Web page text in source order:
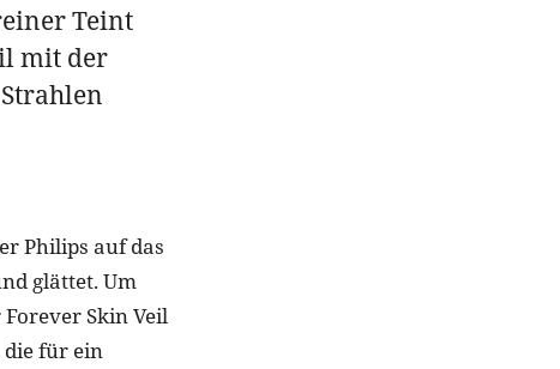
Teint
mit der
Philips auf das
glättet. Um
Skin Veil
die für ein